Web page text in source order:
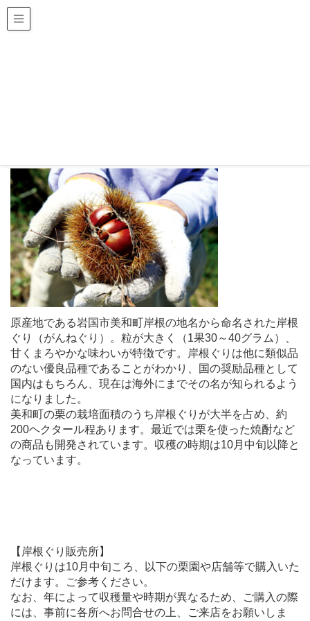
原産地である岩国市美和町岸根の地名から命名された岸根
ぐり（がんねぐり）。粒が大きく（1果30～40グラム）、
甘くまろやかな味わいが特徴です。岸根ぐりは他に類似品
のない優良品種であることがわかり、国の奨励品種として
国内はもちろん、現在は海外にまでその名が知られるよう
になりました。
美和町の栗の栽培面積のうち岸根ぐりが大半を占め、約
200ヘクタール程あります。最近では栗を使った焼酎など
の商品も開発されています。収穫の時期は10月中旬以降と
なっています。
【岸根ぐり販売所】
岸根ぐりは10月中旬ころ、以下の栗園や店舗等で購入いた
だけます。ご参考ください。
なお、年によって収穫量や時期が異なるため、ご購入の際
には、事前に各所へお問合せの上、ご来店をお願いしま